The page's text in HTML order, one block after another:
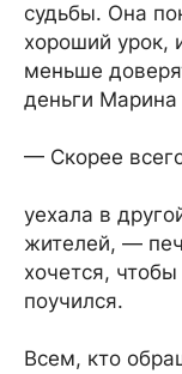
судьбы. Она
хороший урок,
меньше
деньги
— Скорее
уехала в
жителей, —
хочется,
поучился.
Всем, кто